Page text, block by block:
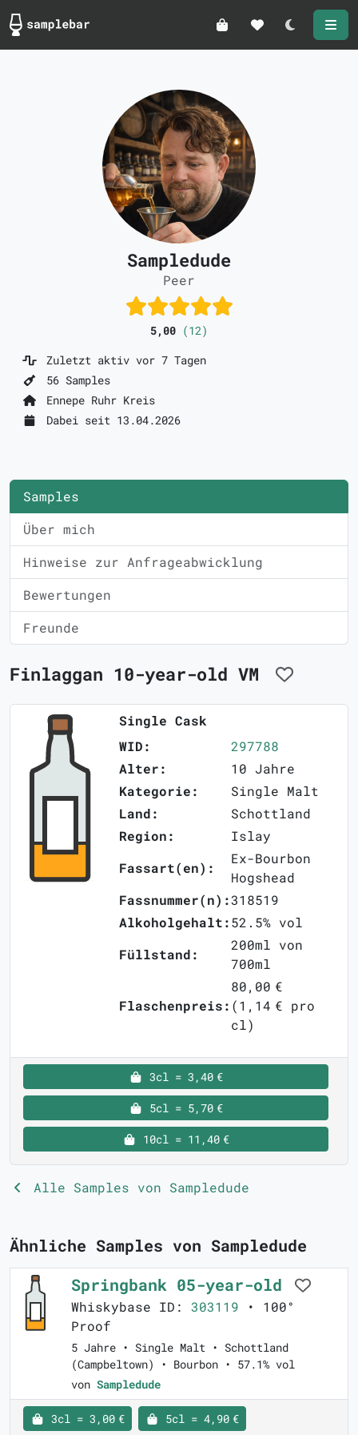
Darkmode
Sampledude
Peer
5,00 (12)
Zuletzt aktiv vor 7 Tagen
56 Samples
Ennepe Ruhr Kreis
Dabei seit 13.04.2026
Samples
Über mich
Hinweise zur Anfrageabwicklung
Bewertungen
Freunde
Finlaggan 10-year-old VM
Single Cask
WID:
297788
Alter:
10 Jahre
Kategorie:
Single Malt
Land:
Schottland
Region:
Islay
Fassart(en):
Ex-Bourbon
Hogshead
Fassnummer(n):318519
Alkoholgehalt:52.5% vol
Füllstand:
200ml von
700ml
Flaschenpreis:
80,00 €
(1,14 € pro
cl)
3cl = 3,40 €
5cl = 5,70 €
10cl = 11,40 €
Alle Samples von Sampledude
Ähnliche Samples von Sampledude
Springbank 05-year-old
Whiskybase ID: 303119 • 100°
Proof
5 Jahre • Single Malt • Schottland
(Campbeltown) • Bourbon • 57.1% vol
von Sampledude
3cl = 3,00 € 5cl = 4,90 €